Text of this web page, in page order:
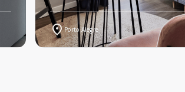
Porto Alegre